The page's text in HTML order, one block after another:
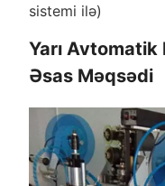
sistemi ilə)
Yarı Avtomatik
Əsas Məqsədi